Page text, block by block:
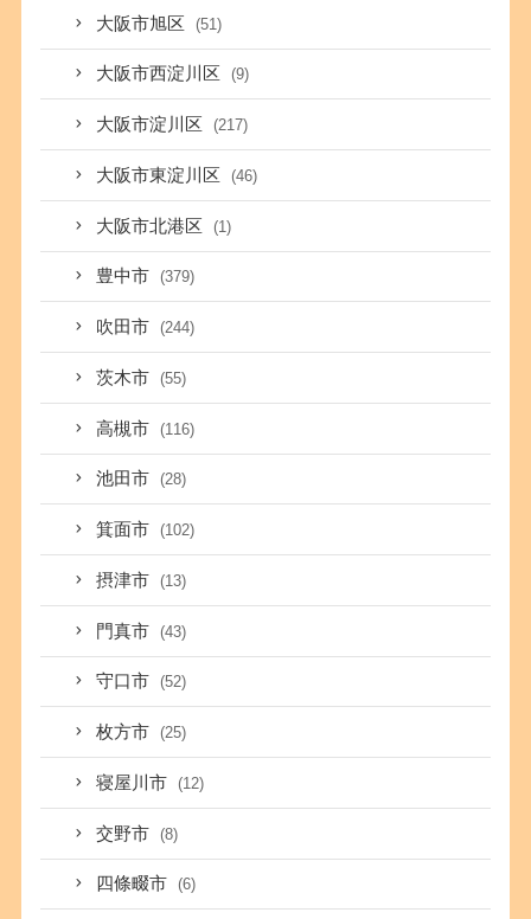
大阪市旭区 (51)
大阪市西淀川区 (9)
大阪市淀川区 (217)
大阪市東淀川区 (46)
大阪市北港区 (1)
豊中市 (379)
吹田市 (244)
茨木市 (55)
高槻市 (116)
池田市 (28)
箕面市 (102)
摂津市 (13)
門真市 (43)
守口市 (52)
枚方市 (25)
寝屋川市 (12)
交野市 (8)
四條畷市 (6)